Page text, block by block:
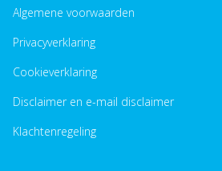
Algemene voorwaarden
Privacyverklaring
Cookieverklaring
Disclaimer en e-mail disclaimer
Klachtenregeling